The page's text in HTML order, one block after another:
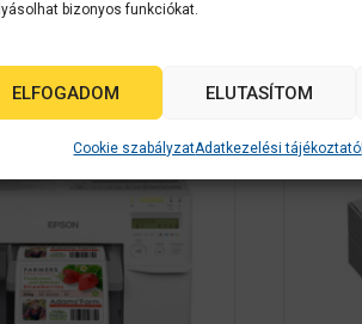
bizonyos funkciókat.
ELFOGADOM ELUTASÍTOM
Cookie szabályzatAdatkezelési tájékoztató